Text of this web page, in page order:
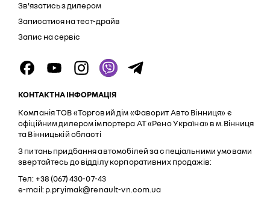
Зв'язатись з дилером
Записатися на тест-драйв
Запис на сервіс
КОНТАКТНА ІНФОРМАЦІЯ
Компанія ТОВ «Торговий дім «Фаворит Авто Вінниця» є
офіційним дилером імпортера АТ «Рено Україна» в м.Вінниця
та Вінницькій області
З питань придбання автомобілей за спеціальними умовами
звертайтесь до відділу корпоративних продажів:
Тел: +38 (067) 430-07-43
e-mail: p.pryimak@renault-vn.com.ua